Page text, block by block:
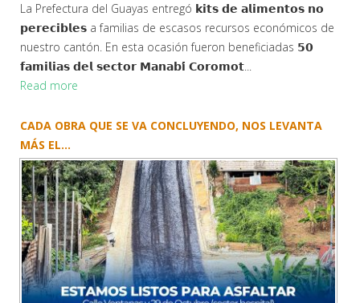
La Prefectura del Guayas entregó 𝗸𝗶𝘁𝘀 𝗱𝗲 𝗮𝗹𝗶𝗺𝗲𝗻𝘁𝗼𝘀 𝗻𝗼
𝗽𝗲𝗿𝗲𝗰𝗶𝗯𝗹𝗲𝘀 a familias de escasos recursos económicos de
nuestro cantón. En esta ocasión fueron beneficiadas 𝟱𝟬
𝗳𝗮𝗺𝗶𝗹𝗶𝗮𝘀 𝗱𝗲𝗹 𝘀𝗲𝗰𝘁𝗼𝗿 𝗠𝗮𝗻𝗮𝗯𝗶́ 𝗖𝗼𝗿𝗼𝗺𝗼𝘁...
Read more
CADA OBRA QUE SE VA CONCLUYENDO, NOS LEVANTA
MÁS EL...